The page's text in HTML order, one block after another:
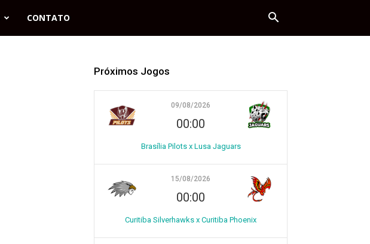
CONTATO
Próximos Jogos
09/08/2026
00:00
Brasília Pilots x Lusa Jaguars
15/08/2026
00:00
Curitiba Silverhawks x Curitiba Phoenix